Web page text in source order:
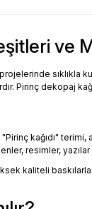
ve
sıklıkla
Pirinç
kağıdı"
resimler,
kaliteli